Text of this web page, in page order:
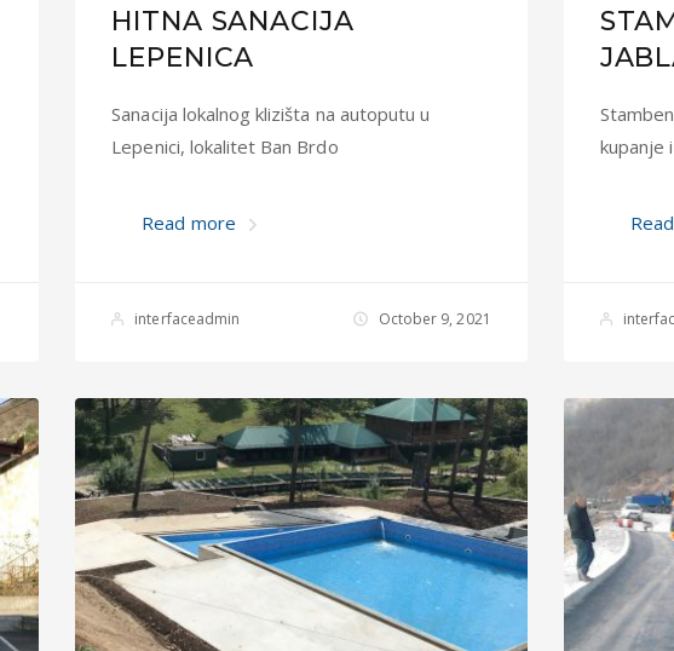
HITNA SANACIJA
LEPENICA
Sanacija lokalnog klizišta na autoputu u
Lepenici, lokalitet Ban Brdo
Read more
interfaceadmin October 9, 2021
kupanje